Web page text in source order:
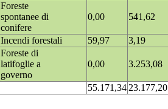
Foreste
spontanee di
conifere
0,00 541,62
Incendi forestali 59,97
3,19
Foreste di
latifoglie a
governo
0,00 3.253,08
55.171,3423.177,20